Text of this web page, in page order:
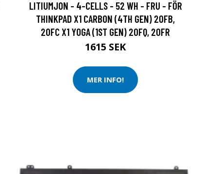
LITIUMJON - 4-CELLS - 52 WH - FRU - FÖR
THINKPAD X1 CARBON (4TH GEN) 20FB,
20FC X1 YOGA (1ST GEN) 20FQ, 20FR
1615 SEK
MER INFO!